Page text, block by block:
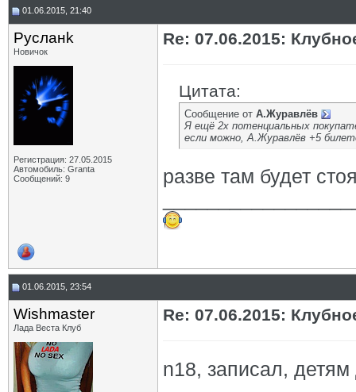
01.06.2015, 21:40
Русланk
Новичок
Регистрация: 27.05.2015
Автомобиль: Granta
Сообщений: 9
Re: 07.06.2015:
Цитата:
Сообщение от А.Журавлёв
Я ещё 2х потенциальных
если можно, А.Журавлёв +5
разве там будет
01.06.2015, 23:54
Wishmaster
Лада Веста Клуб
Re: 07.06.2015:
n18, записал,